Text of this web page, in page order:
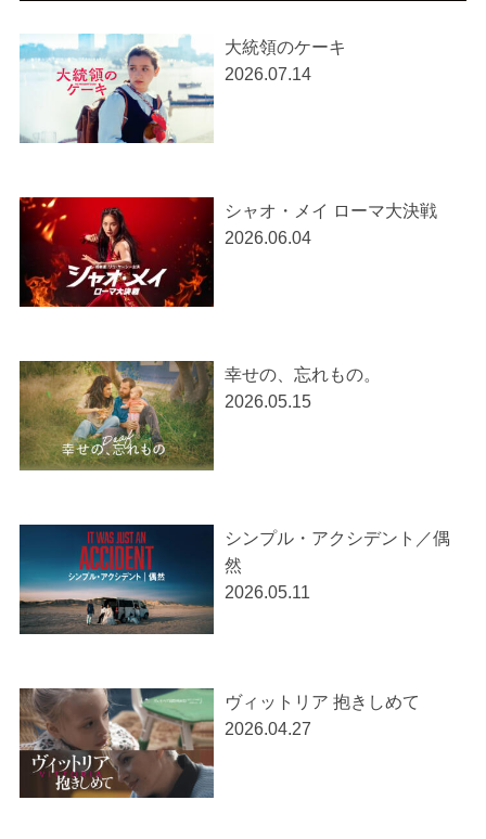
大統領のケーキ
2026.07.14
シャオ・メイ ローマ大決戦
2026.06.04
幸せの、忘れもの。
2026.05.15
シンプル・アクシデント／偶
然
2026.05.11
ヴィットリア 抱きしめて
2026.04.27